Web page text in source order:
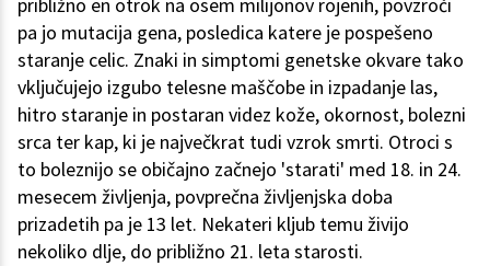
pa jo mutacija gena, posledica katere je pospešeno
staranje celic. Znaki in simptomi genetske okvare tako
vključujejo izgubo telesne maščobe in izpadanje las,
hitro staranje in postaran videz kože, okornost, bolezni
srca ter kap, ki je največkrat tudi vzrok smrti. Otroci s
to boleznijo se običajno začnejo 'starati' med 18. in 24.
mesecem življenja, povprečna življenjska doba
prizadetih pa je 13 let. Nekateri kljub temu živijo
nekoliko dlje, do približno 21. leta starosti.